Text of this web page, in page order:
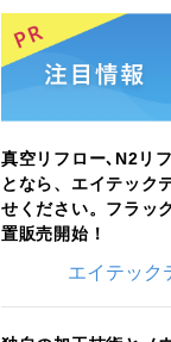
真空リフロー､N2リ
となら、エイテック
せください。フラッ
置販売開始！
エイテック